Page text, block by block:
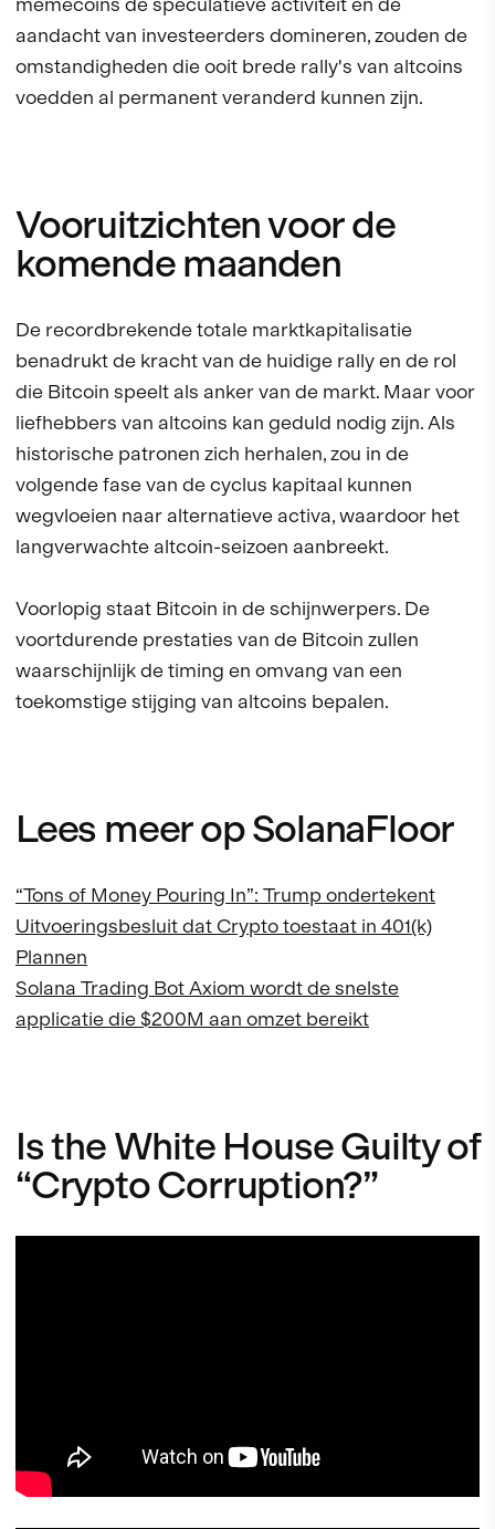
aandacht van investeerders domineren, zouden de
omstandigheden die ooit brede rally's van altcoins
voedden al permanent veranderd kunnen zijn.
Vooruitzichten voor de
komende maanden
De recordbrekende totale marktkapitalisatie
benadrukt de kracht van de huidige rally en de rol
die Bitcoin speelt als anker van de markt. Maar voor
liefhebbers van altcoins kan geduld nodig zijn. Als
historische patronen zich herhalen, zou in de
volgende fase van de cyclus kapitaal kunnen
wegvloeien naar alternatieve activa, waardoor het
langverwachte altcoin-seizoen aanbreekt.
Voorlopig staat Bitcoin in de schijnwerpers. De
voortdurende prestaties van de Bitcoin zullen
waarschijnlijk de timing en omvang van een
toekomstige stijging van altcoins bepalen.
Lees meer op SolanaFloor
“Tons of Money Pouring In”: Trump ondertekent
Uitvoeringsbesluit dat Crypto toestaat in 401(k)
Plannen
Solana Trading Bot Axiom wordt de snelste
applicatie die $200M aan omzet bereikt
Is the White House Guilty of
“Crypto Corruption?”